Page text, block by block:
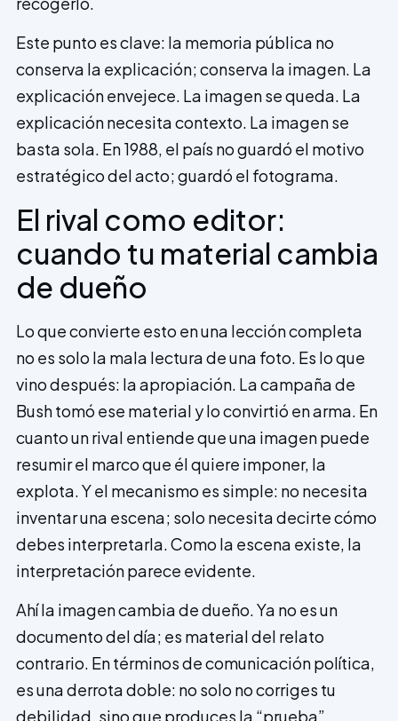
Este punto es clave: la memoria pública no
conserva la explicación; conserva la imagen. La
explicación envejece. La imagen se queda. La
explicación necesita contexto. La imagen se
basta sola. En 1988, el país no guardó el motivo
estratégico del acto; guardó el fotograma.
El rival como editor:
cuando tu material cambia
de dueño
Lo que convierte esto en una lección completa
no es solo la mala lectura de una foto. Es lo que
vino después: la apropiación. La campaña de
Bush tomó ese material y lo convirtió en arma. En
cuanto un rival entiende que una imagen puede
resumir el marco que él quiere imponer, la
explota. Y el mecanismo es simple: no necesita
inventar una escena; solo necesita decirte cómo
debes interpretarla. Como la escena existe, la
interpretación parece evidente.
Ahí la imagen cambia de dueño. Ya no es un
documento del día; es material del relato
contrario. En términos de comunicación política,
es una derrota doble: no solo no corriges tu
debilidad, sino que produces la “prueba”